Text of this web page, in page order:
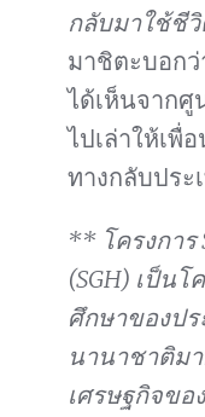
กลับมาใช้ชี
มาชิตะบอกว่
ได้เห็นจาก
ไปเล่าให้เพื่
ทางกลับปร
** โครงการ
(SGH) เป็น
ศึกษาของป
นานาชาติม
เศรษฐกิจขอ